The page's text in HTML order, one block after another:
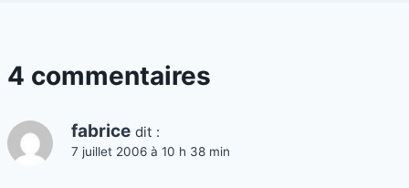
4 commentaires
fabrice dit :
7 juillet 2006 à 10 h 38 min